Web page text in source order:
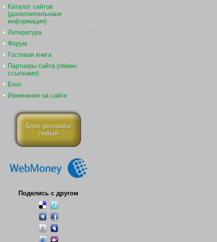
Каталог сайтов
(дополнительнаня
информация)
Литература
Форум
Гостевая книга
Партнеры сайта (обмен
ссылками)
Блог
Изменения на сайте
Блок рекламы
левый
Поделись с другом